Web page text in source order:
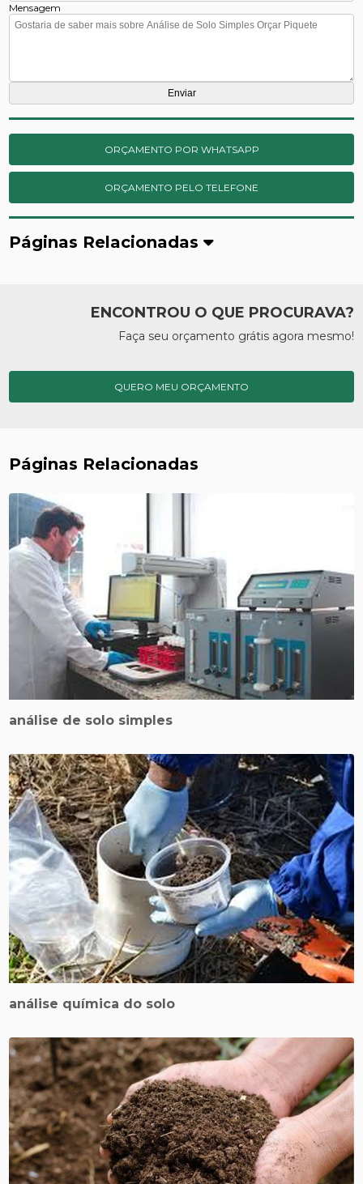
Mensagem
ORÇAMENTO POR WHATSAPP
ORÇAMENTO PELO TELEFONE
Páginas Relacionadas
ENCONTROU O QUE PROCURAVA?
Faça seu orçamento grátis agora mesmo!
QUERO MEU ORÇAMENTO
Páginas Relacionadas
análise de solo simples
análise química do solo